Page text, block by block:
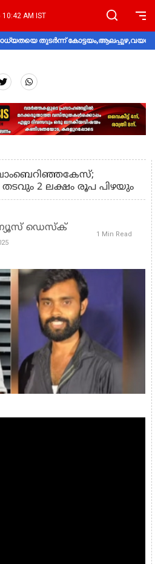
10:42 AM IST
തുടർന്ന്
2 ലക്ഷം രൂപ പിഴയും
ഡെസ്‌ക്
1 Min Read